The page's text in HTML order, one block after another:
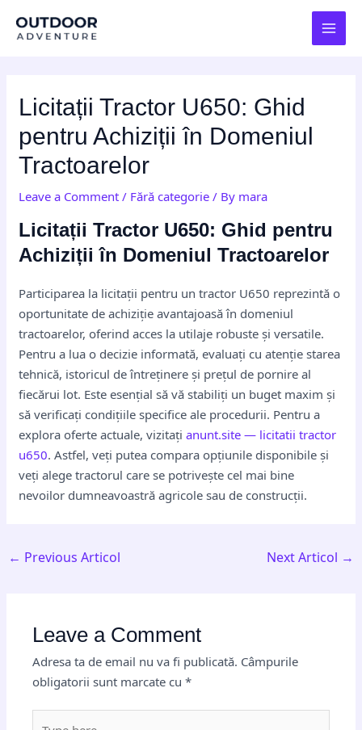
Licitații Tractor U650: Ghid
pentru Achiziții în Domeniul
Tractoarelor
Leave a Comment / Fără categorie / By mara
Licitații Tractor U650: Ghid pentru
Achiziții în Domeniul Tractoarelor
Participarea la licitații pentru un tractor U650 reprezintă o
oportunitate de achiziție avantajoasă în domeniul
tractoarelor, oferind acces la utilaje robuste și versatile.
Pentru a lua o decizie informată, evaluați cu atenție starea
tehnică, istoricul de întreținere și prețul de pornire al
fiecărui lot. Este esențial să vă stabiliți un buget maxim și
să verificați condițiile specifice ale procedurii. Pentru a
explora oferte actuale, vizitațianunt.site — licitatii tractor
u650. Astfel, veți putea compara opțiunile disponibile și
veți alege tractorul care se potrivește cel mai bine
nevoilor dumneavoastră agricole sau de construcții.
navigation
← Previous Articol Next Articol →
Leave a Comment
Adresa ta de email nu va fi publicată. Câmpurile
obligatorii sunt marcate cu*